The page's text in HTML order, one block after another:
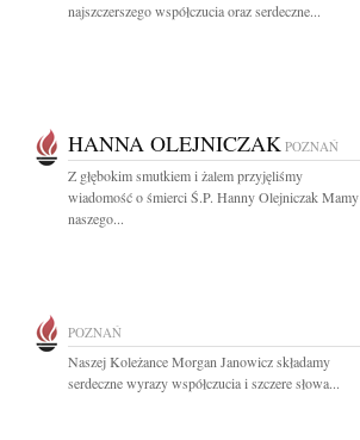
najszczerszego współczucia oraz serdeczne...
HANNA OLEJNICZAK POZNAŃ
Z głębokim smutkiem i żalem przyjęliśmy
wiadomość o śmierci Ś.P. Hanny Olejniczak Mamy
naszego...
POZNAŃ
Naszej Koleżance Morgan Janowicz składamy
serdeczne wyrazy współczucia i szczere słowa...